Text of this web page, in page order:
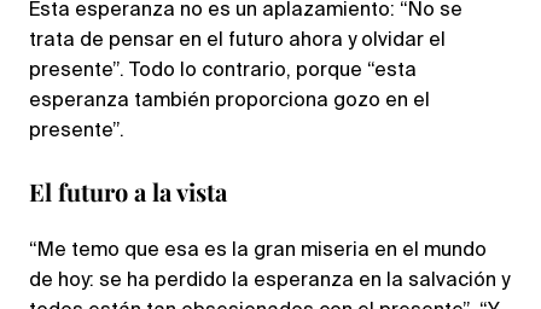
Esta esperanza no es un aplazamiento: “No se
trata de pensar en el futuro ahora y olvidar el
presente”. Todo lo contrario, porque “esta
esperanza también proporciona gozo en el
presente”.
El futuro a la vista
“Me temo que esa es la gran miseria en el mundo
de hoy: se ha perdido la esperanza en la salvación y